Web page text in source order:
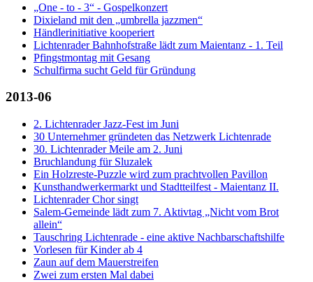
„One - to - 3“ - Gospelkonzert
Dixieland mit den „umbrella jazzmen“
Händlerinitiative kooperiert
Lichtenrader Bahnhofstraße lädt zum Maientanz - 1. Teil
Pfingstmontag mit Gesang
Schulfirma sucht Geld für Gründung
2013-06
2. Lichtenrader Jazz-Fest im Juni
30 Unternehmer gründeten das Netzwerk Lichtenrade
30. Lichtenrader Meile am 2. Juni
Bruchlandung für Sluzalek
Ein Holzreste-Puzzle wird zum prachtvollen Pavillon
Kunsthandwerkermarkt und Stadtteilfest - Maientanz II.
Lichtenrader Chor singt
Salem-Gemeinde lädt zum 7. Aktivtag „Nicht vom Brot
allein“
Tauschring Lichtenrade - eine aktive Nachbarschaftshilfe
Vorlesen für Kinder ab 4
Zaun auf dem Mauerstreifen
Zwei zum ersten Mal dabei